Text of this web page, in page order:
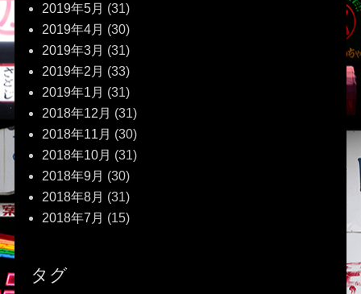
2019年5月 (31)
2019年4月 (30)
2019年3月 (31)
2019年2月 (33)
2019年1月 (31)
2018年12月 (31)
2018年11月 (30)
2018年10月 (31)
2018年9月 (30)
2018年8月 (31)
2018年7月 (15)
タグ